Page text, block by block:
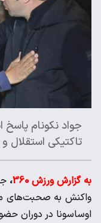
جواد نکونام پاسخ
تاکتیکی استقلال و
به گزارش ورزش 360 ،
واکنش به صحبت‌های
اوساسونا در دوران